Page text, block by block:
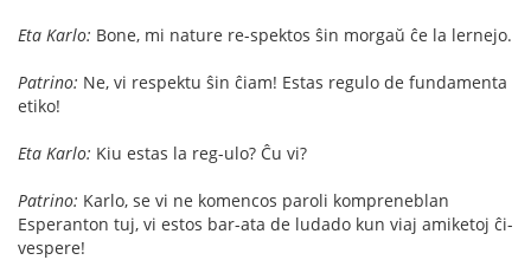
Eta Karlo: Bone, mi nature re-spektos ŝin morgaŭ ĉe la lernejo.
Patrino: Ne, vi respektu ŝin ĉiam! Estas regulo de fundamenta
etiko!
Eta Karlo: Kiu estas la reg-ulo? Ĉu vi?
Patrino: Karlo, se vi ne komencos paroli kompreneblan
Esperanton tuj, vi estos bar-ata de ludado kun viaj amiketoj ĉi-
vespere!